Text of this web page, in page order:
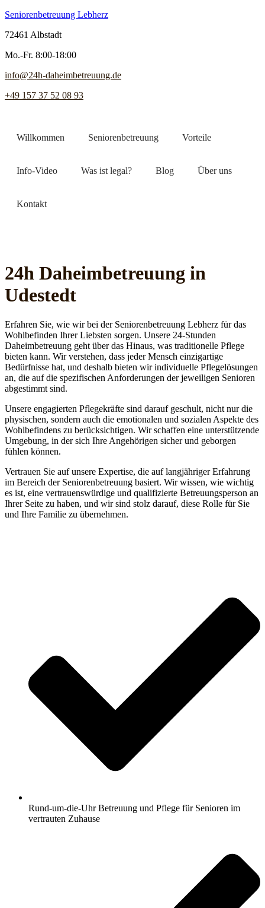
Seniorenbetreuung Lebherz
72461 Albstadt
Mo.-Fr. 8:00-18:00
info@24h-daheimbetreuung.de
+49 157 37 52 08 93
Willkommen Seniorenbetreuung Vorteile
Info-Video Was ist legal? Blog Über uns
Kontakt
24h Daheim­betreuung in
Udestedt
Erfahren Sie, wie wir bei der Seniorenbetreuung Lebherz für das
Wohlbefinden Ihrer Liebsten sorgen. Unsere 24-Stunden
Daheimbetreuung geht über das Hinaus, was traditionelle Pflege
bieten kann. Wir verstehen, dass jeder Mensch einzigartige
Bedürfnisse hat, und deshalb bieten wir individuelle Pflegelösungen
an, die auf die spezifischen Anforderungen der jeweiligen Senioren
abgestimmt sind.
Unsere engagierten Pflegekräfte sind darauf geschult, nicht nur die
physischen, sondern auch die emotionalen und sozialen Aspekte des
Wohlbefindens zu berücksichtigen. Wir schaffen eine unterstützende
Umgebung, in der sich Ihre Angehörigen sicher und geborgen
fühlen können.
Vertrauen Sie auf unsere Expertise, die auf langjähriger Erfahrung
im Bereich der Seniorenbetreuung basiert. Wir wissen, wie wichtig
es ist, eine vertrauenswürdige und qualifizierte Betreuungsperson an
Ihrer Seite zu haben, und wir sind stolz darauf, diese Rolle für Sie
und Ihre Familie zu übernehmen.
Rund-um-die-Uhr Betreuung und Pflege für Senioren im
vertrauten Zuhause